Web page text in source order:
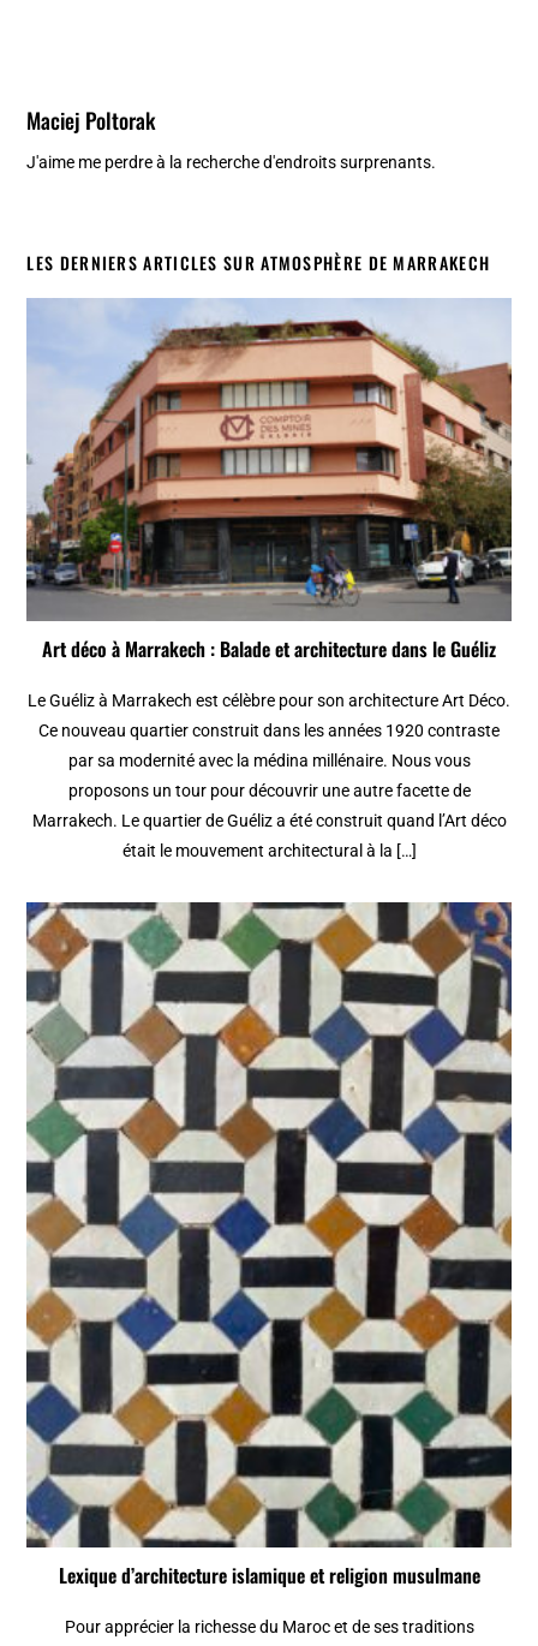
Maciej Poltorak
J'aime me perdre à la recherche d'endroits surprenants.
LES DERNIERS ARTICLES SUR ATMOSPHÈRE DE MARRAKECH
Art déco à Marrakech : Balade et architecture dans le Guéliz
Le Guéliz à Marrakech est célèbre pour son architecture Art Déco.
Ce nouveau quartier construit dans les années 1920 contraste
par sa modernité avec la médina millénaire. Nous vous
proposons un tour pour découvrir une autre facette de
Marrakech. Le quartier de Guéliz a été construit quand l’Art déco
était le mouvement architectural à la […]
Lexique d’architecture islamique et religion musulmane
Pour apprécier la richesse du Maroc et de ses traditions